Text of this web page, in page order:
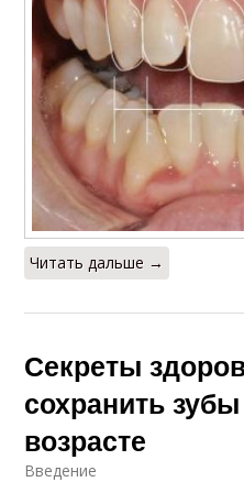
Читать дальше →
Секреты
сохранить
возрасте
Введение